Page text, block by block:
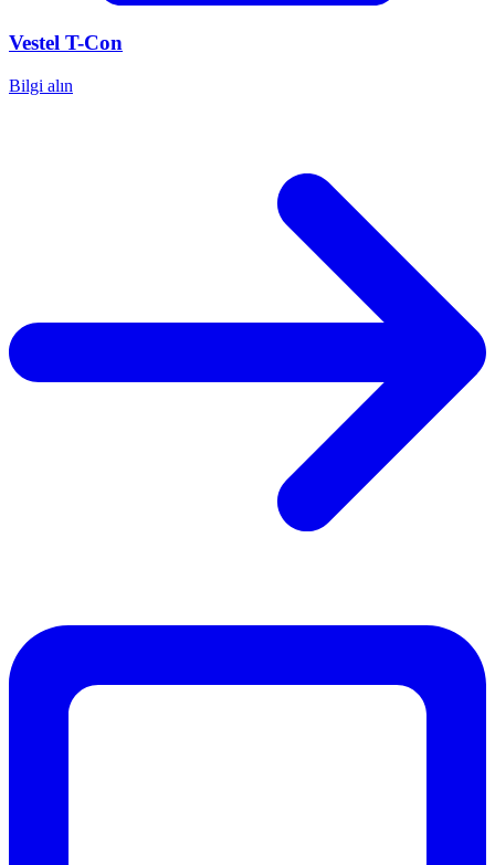
Vestel T-Con
Bilgi alın